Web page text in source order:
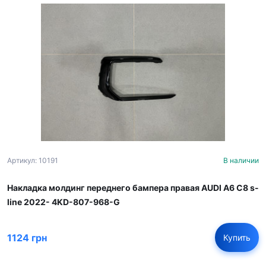
Артикул: 10191 В наличии
Накладка молдинг переднего бампера правая AUDI A6 C8 s-
line 2022- 4KD-807-968-G
1124 грн Купить